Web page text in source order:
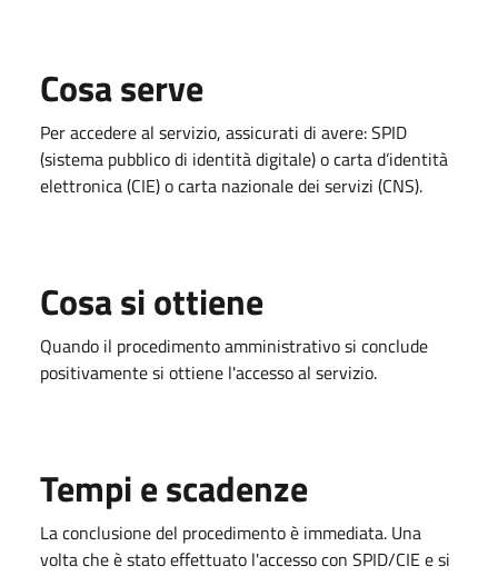
Cosa serve
Per accedere al servizio, assicurati di avere: SPID
(sistema pubblico di identità digitale) o carta d’identità
elettronica (CIE) o carta nazionale dei servizi (CNS).
Cosa si ottiene
Quando il procedimento amministrativo si conclude
positivamente si ottiene l'accesso al servizio.
Tempi e scadenze
La conclusione del procedimento è immediata. Una
volta che è stato effettuato l'accesso con SPID/CIE e si